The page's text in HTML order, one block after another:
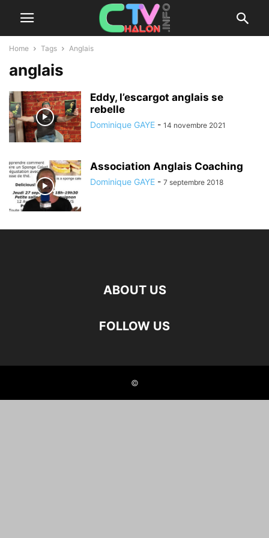
Home Tags Anglais
anglais
Eddy, l’escargot anglais se
rebelle
Dominique GAYE - 14 novembre 2021
Association Anglais Coaching
Dominique GAYE - 7 septembre 2018
ABOUT US
FOLLOW US
©